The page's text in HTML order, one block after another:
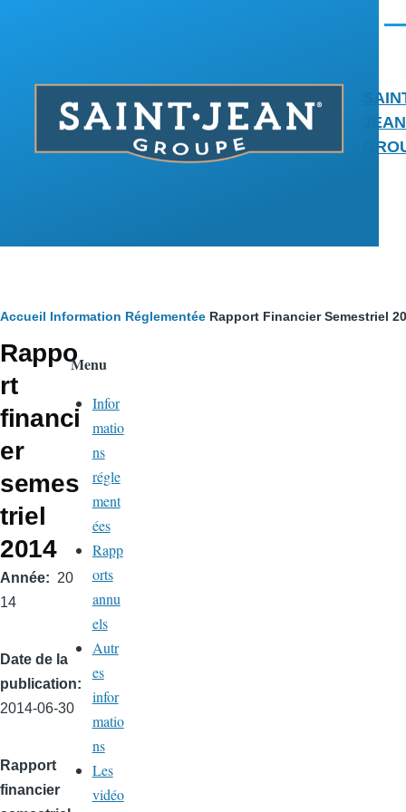
JEAN
Fil
d'Ariane
Accueil Information Réglementée Rapport Financier Semestriel
Rappo
rt
financi
er
semes
triel
2014
Année
20
14
Date de la
publication
2014-06-30
Rapport
financier
Menu
Infor
matio
ns
régle
ment
ées
Rapp
orts
annu
els
Autr
es
infor
matio
ns
Les
vidéo